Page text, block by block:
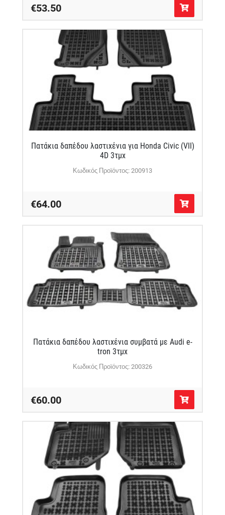
€53.50
Πατάκια δαπέδου λαστιχένια για Honda Civic (VII)
4D 3τμχ
Κωδικός Προϊόντος: 200913
€64.00
Πατάκια δαπέδου λαστιχένια συμβατά με Audi e-
tron 3τμχ
Κωδικός Προϊόντος: 200326
€60.00